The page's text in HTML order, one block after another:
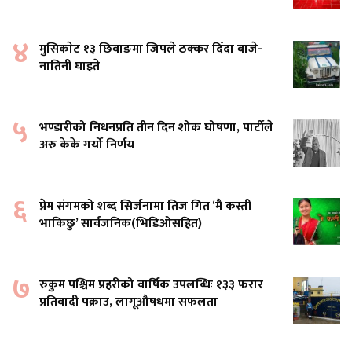
४ मुसिकाेट १३ छिवाङमा जिपले ठक्कर दिँदा बाजे-
नातिनी घाइते
५ भण्डारीको निधनप्रति तीन दिन शोक घोषणा, पार्टीले
अरु केके गर्यो निर्णय
६ प्रेम संगमको शब्द सिर्जनामा तिज गित ‘मै कस्ती
भाकिछु’ सार्वजनिक(भिडिओसहित)
७ रुकुम पश्चिम प्रहरीको वार्षिक उपलब्धिः १३३ फरार
प्रतिवादी पक्राउ, लागूऔषधमा सफलता